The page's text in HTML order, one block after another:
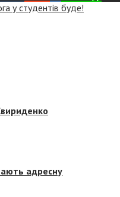
у студентів буде!
адресну